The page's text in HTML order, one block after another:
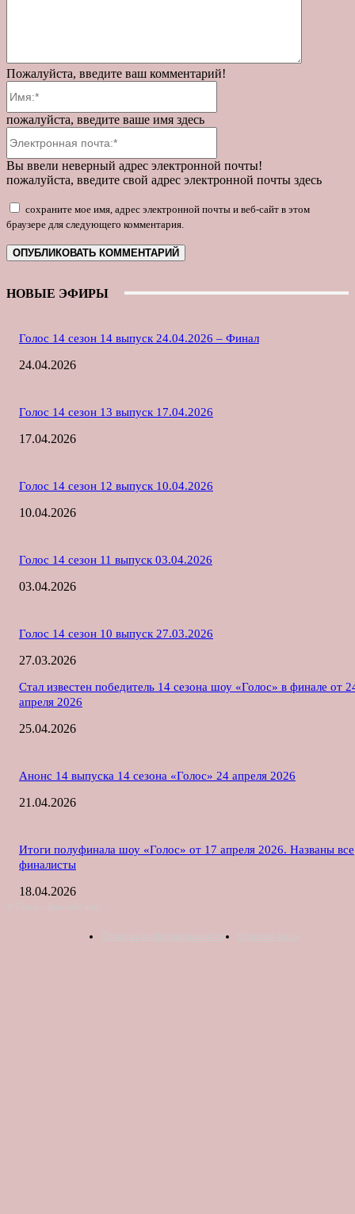
Пожалуйста, введите ваш комментарий!
пожалуйста, введите ваше имя здесь
Вы ввели неверный адрес электронной почты!
пожалуйста, введите свой адрес электронной почты здесь
сохраните мое имя, адрес электронной почты и веб-сайт в этом
браузере для следующего комментария.
НОВЫЕ ЭФИРЫ
Голос 14 сезон 14 выпуск 24.04.2026 – Финал
24.04.2026
Голос 14 сезон 13 выпуск 17.04.2026
17.04.2026
Голос 14 сезон 12 выпуск 10.04.2026
10.04.2026
Голос 14 сезон 11 выпуск 03.04.2026
03.04.2026
Голос 14 сезон 10 выпуск 27.03.2026
27.03.2026
Стал известен победитель 14 сезона шоу «Голос» в финале от
апреля 2026
25.04.2026
Анонс 14 выпуска 14 сезона «Голос» 24 апреля 2026
21.04.2026
Итоги полуфинала шоу «Голос» от 17 апреля 2026. Названы все
финалисты
18.04.2026